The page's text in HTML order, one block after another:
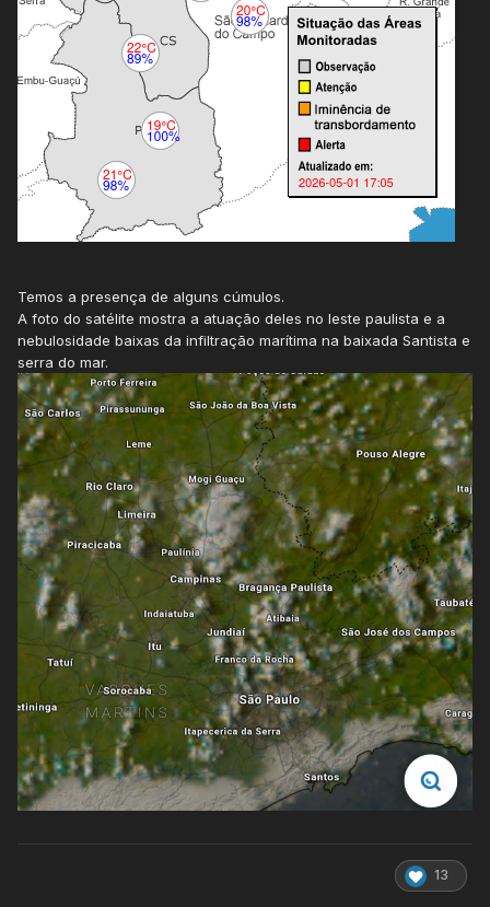
Temos a presença de alguns cúmulos.
A foto do satélite mostra a atuação deles no leste paulista e a
nebulosidade baixas da infiltração marítima na baixada Santista e
serra do mar.
13